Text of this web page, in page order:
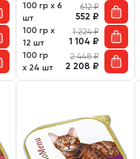
100 гр х 6
шт
612₽
552 ₽
100 гр х
12 шт
1 224₽
1 104 ₽
100 гр
х 24 шт
2 448₽
2 208 ₽